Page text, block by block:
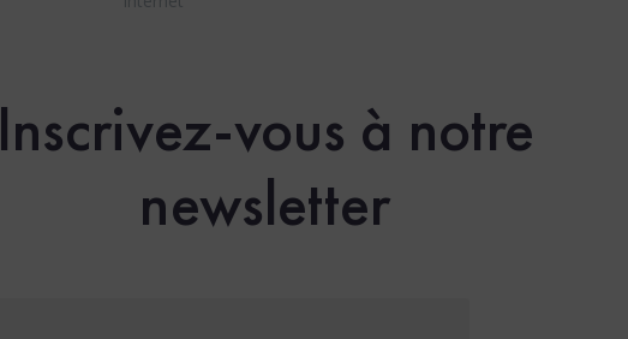
Inscrivez-vous à notre
newsletter